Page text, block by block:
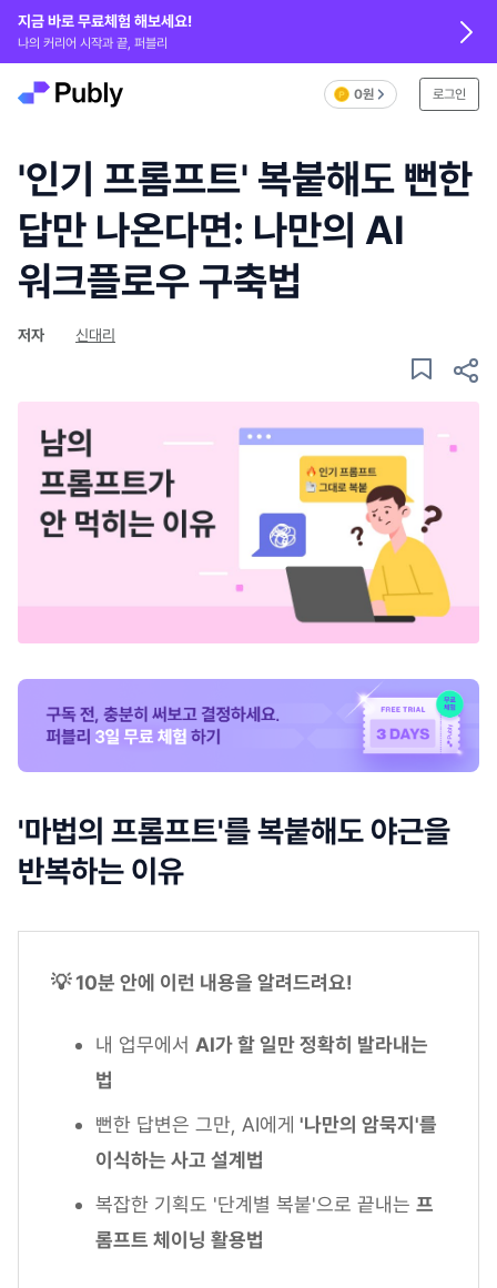
지금 바로 무료체험 해보세요!
나의 커리어 시작과 끝, 퍼블리
0원 로그인
'인기 프롬프트' 복붙해도 뻔한
답만 나온다면: 나만의 AI
워크플로우 구축법
저자 신대리
'마법의 프롬프트'를 복붙해도 야근을
반복하는 이유
💡 10분 안에 이런 내용을 알려드려요!
내 업무에서 AI가 할 일만 정확히 발라내는
법
뻔한 답변은 그만, AI에게 '나만의 암묵지'를
이식하는 사고 설계법
복잡한 기획도 '단계별 복붙'으로 끝내는 프
롬프트 체이닝 활용법